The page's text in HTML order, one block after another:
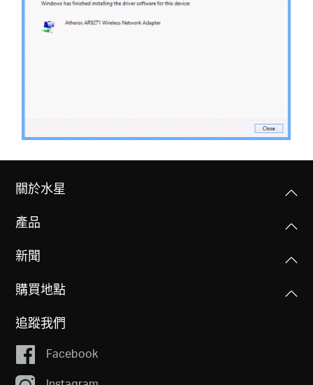
關於水星
產品
新聞
購買地點
追蹤我們
Facebook